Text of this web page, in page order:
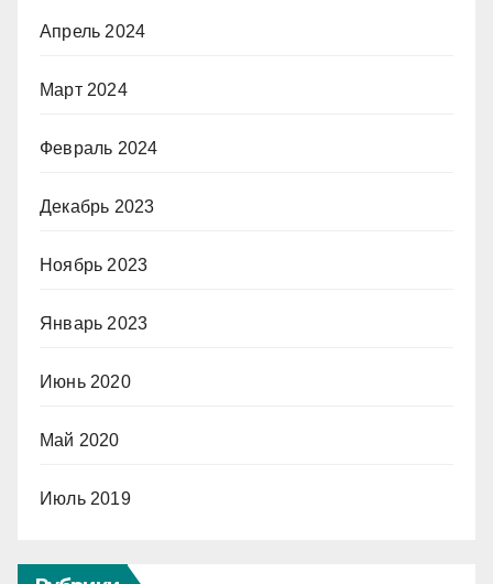
Апрель 2024
Март 2024
Февраль 2024
Декабрь 2023
Ноябрь 2023
Январь 2023
Июнь 2020
Май 2020
Июль 2019